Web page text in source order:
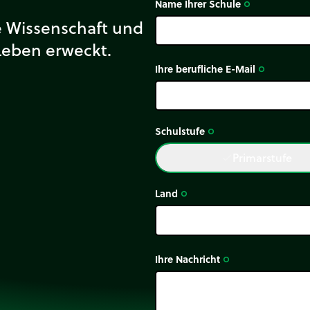
werden.
und
erweckt.
Name Ihrer Schule trip_origin
Ihre berufliche E-Mail trip_origin
Schulstufe trip_origin
Land trip_origin
Ihre Nachricht trip_origin